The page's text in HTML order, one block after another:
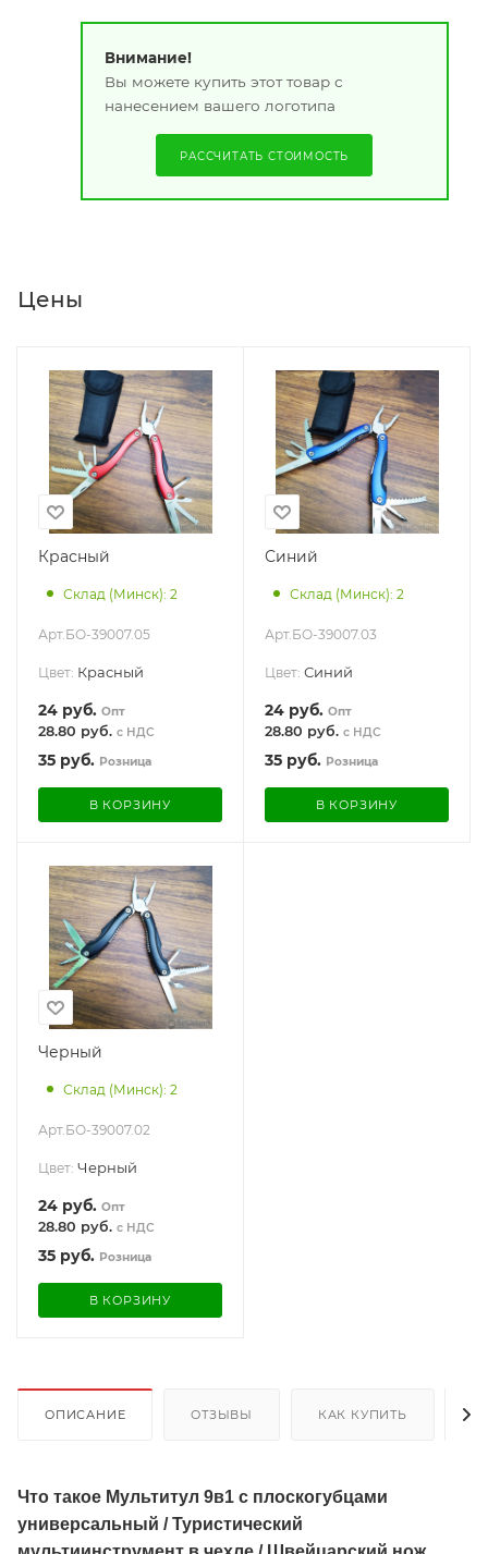
Внимание!
Вы можете купить этот товар с
нанесением вашего логотипа
РАССЧИТАТЬ СТОИМОСТЬ
Цены
Красный
Склад (Минск): 2
Арт. БО-39007.05
Цвет: Красный
24 руб. Опт
28.80 руб. с НДС
35 руб. Розница
В КОРЗИНУ
Синий
Склад (Минск): 2
Арт. БО-39007.03
Цвет: Синий
24 руб. Опт
28.80 руб. с НДС
35 руб. Розница
В КОРЗИНУ
Черный
Склад (Минск): 2
Арт. БО-39007.02
Цвет: Черный
24 руб. Опт
28.80 руб. с НДС
35 руб. Розница
В КОРЗИНУ
ОПИСАНИЕ ОТЗЫВЫ КАК КУПИТЬ
Что такое Мультитул 9в1 с плоскогубцами
универсальный / Туристический